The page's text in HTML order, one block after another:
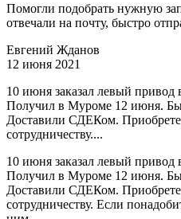
Помогли подобрать нужную
отвечали на почту, быстро
Евгений Жданов
12 июня 2021
10 июня заказал левый привод
Получил в Муроме 12 июня.
Доставили СДЕКом.
сотрудничеству....
10 июня заказал левый привод
Получил в Муроме 12 июня.
Доставили СДЕКом.
сотрудничеству. Если